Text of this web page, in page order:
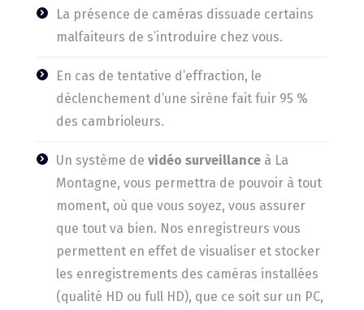
La présence de caméras dissuade certains
malfaiteurs de s’introduire chez vous.
En cas de tentative d’effraction, le
déclenchement d’une sirène fait fuir 95 %
des cambrioleurs.
Un système de vidéo surveillanceà La
Montagne, vous permettra de pouvoir à tout
moment, où que vous soyez, vous assurer
que tout va bien. Nos enregistreurs vous
permettent en effet de visualiser et stocker
les enregistrements des caméras installées
(qualité HD ou full HD), que ce soit sur un PC,